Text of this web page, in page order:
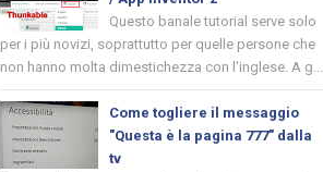
Questo banale tutorial serve solo
per i più novizi, soprattutto per quelle persone che
non hanno molta dimestichezza con l'inglese. A g...
Come togliere il messaggio
"Questa è la pagina 777" dalla
tv